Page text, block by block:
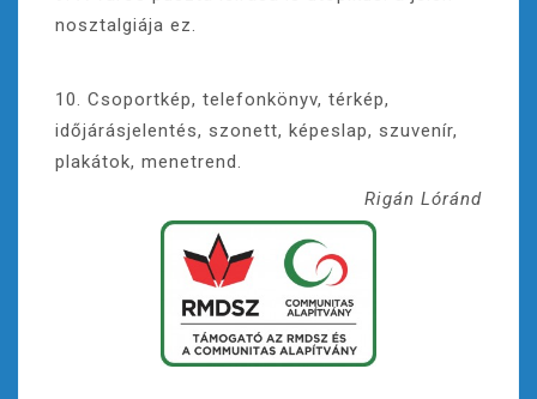
nosztalgiája ez.
10. Csoportkép, telefonkönyv, térkép,
időjárásjelentés, szonett, képeslap, szuvenír,
plakátok, menetrend.
Rigán Lóránd